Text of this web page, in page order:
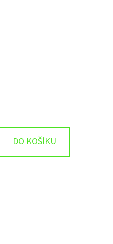
DO KOŠÍKU